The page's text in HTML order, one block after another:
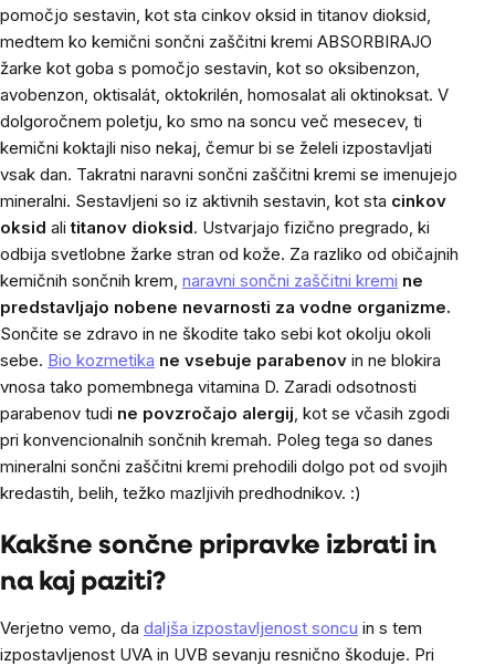
pomočjo sestavin, kot sta cinkov oksid in titanov dioksid,
medtem ko kemični sončni zaščitni kremi ABSORBIRAJO
žarke kot goba s pomočjo sestavin, kot so oksibenzon,
avobenzon, oktisalát, oktokrilén, homosalat ali oktinoksat. V
dolgoročnem poletju, ko smo na soncu več mesecev, ti
kemični koktajli niso nekaj, čemur bi se želeli izpostavljati
vsak dan. Takratni naravni sončni zaščitni kremi se imenujejo
mineralni. Sestavljeni so iz aktivnih sestavin, kot sta cinkov
oksid alititanov dioksid. Ustvarjajo fizično pregrado, ki
odbija svetlobne žarke stran od kože. Za razliko od običajnih
kemičnih sončnih krem, naravni sončni zaščitni kremi ne
predstavljajo nobene nevarnosti za vodne organizme.
Sončite se zdravo in ne škodite tako sebi kot okolju okoli
sebe. Bio kozmetika ne vsebuje parabenov in ne blokira
vnosa tako pomembnega vitamina D. Zaradi odsotnosti
parabenov tudi ne povzročajo alergij , kot se včasih zgodi
pri konvencionalnih sončnih kremah. Poleg tega so danes
mineralni sončni zaščitni kremi prehodili dolgo pot od svojih
kredastih, belih, težko mazljivih predhodnikov. :)
Kakšne sončne pripravke izbrati in
na kaj paziti?
Verjetno vemo, da daljša izpostavljenost soncu in s tem
izpostavljenost UVA in UVB sevanju resnično škoduje. Pri